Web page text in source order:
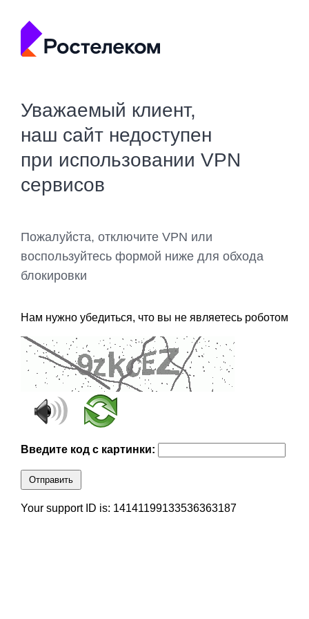
Уважаемый клиент,
наш сайт недоступен
при использовании VPN
сервисов
Пожалуйста, отключите VPN или
воспользуйтесь формой ниже для обхода
блокировки
Нам нужно убедиться, что вы не являетесь роботом
Введите код с картинки:
Отправить
Your support ID is: 14141199133536363187